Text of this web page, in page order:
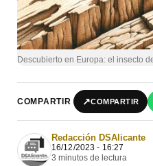
Descubierto en Europa: el insecto
COMPARTIR ↗COMPARTIR
Redacción DSAlicante
16/12/2023 - 16:27
3 minutos de lectura